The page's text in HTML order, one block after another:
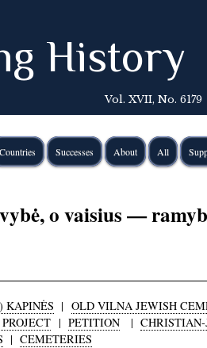
History
Vol. XVII, No. 6179
Countries Successes About All
o vaisius —
KAPINĖS | OLD VILNA JEWISH
| PETITION|
| CEMETERIES